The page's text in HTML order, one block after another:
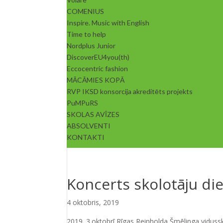
COMENIUS
Inspire. Music with English
Time to help
Nordplus Junior
DiscoverEU4you(th)
Eccocentric fashion
MĀCĀMIES KOPĀ
RVP IKSD konsorcija akreditēts projekts
PuMPuRS
SKOLAS AVĪZES
ABSOLVENTI
KONTAKTI
Koncerts skolotāju
4 oktobris, 2019